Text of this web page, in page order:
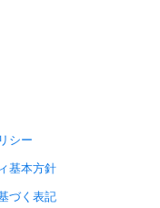
シー
基本方針
づく表記